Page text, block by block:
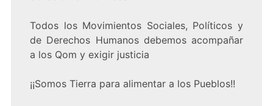
Todos los Movimientos Sociales, Políticos y
de Derechos Humanos debemos acompañar
a los Qom y exigir justicia
¡¡Somos Tierra para alimentar a los Pueblos!!